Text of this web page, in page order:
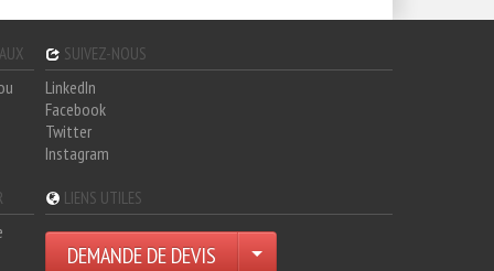
SUIVEZ-NOUS
LinkedIn
Facebook
Twitter
Instagram
LIENS UTILES
DEMANDE DE DEVIS